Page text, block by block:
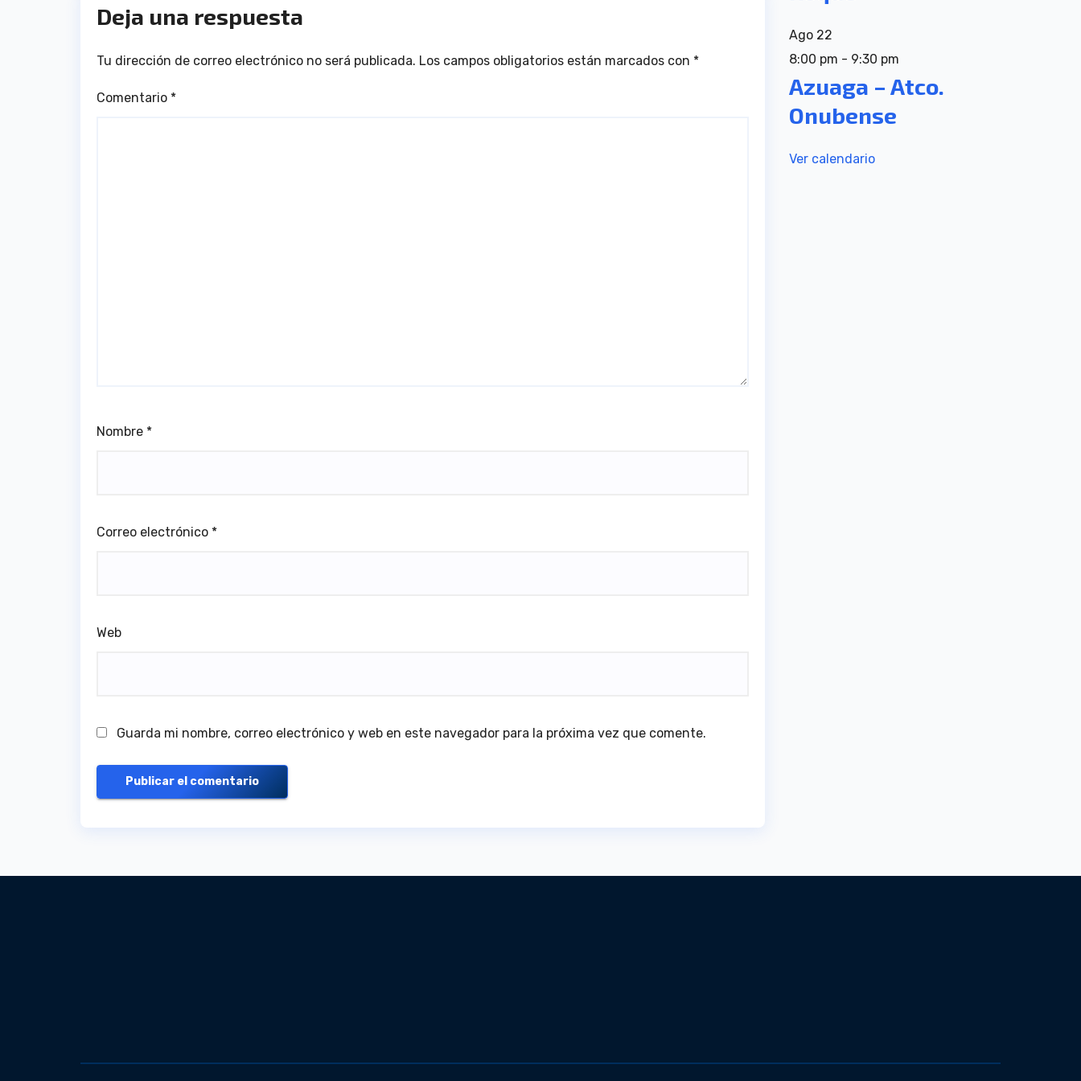
Deja una respuesta
Tu dirección de correo electrónico no será publicada. Los campos obligatorios están marcados con *
Comentario *
Nombre *
Correo electrónico *
Web
Guarda mi nombre, correo electrónico y web en este navegador para la próxima vez que comente.
Ago 22
8:00 pm - 9:30 pm
Azuaga – Atco.
Onubense
Ver calendario